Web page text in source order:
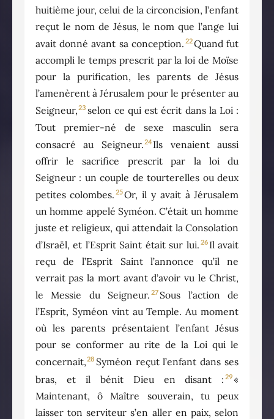
huitième jour, celui de la circoncision, l’enfant
reçut le nom de Jésus, le nom que l’ange lui
avait donné avant sa conception. 22Quand fut
accompli le temps prescrit par la loi de Moïse
pour la purification, les parents de Jésus
l’amenèrent à Jérusalem pour le présenter au
Seigneur,23 selon ce qui est écrit dans la Loi :
Tout premier-né de sexe masculin sera
consacré au Seigneur.24 Ils venaient aussi
offrir le sacrifice prescrit par la loi du
Seigneur : un couple de tourterelles ou deux
petites colombes. 25Or, il y avait à Jérusalem
un homme appelé Syméon. C’était un homme
juste et religieux, qui attendait la Consolation
d’Israël, et l’Esprit Saint était sur lui. 26 Il avait
reçu de l’Esprit Saint l’annonce qu’il ne
verrait pas la mort avant d’avoir vu le Christ,
le Messie du Seigneur. 27 Sous l’action de
l’Esprit, Syméon vint au Temple. Au moment
où les parents présentaient l’enfant Jésus
pour se conformer au rite de la Loi qui le
concernait,28 Syméon reçut l’enfant dans ses
bras, et il bénit Dieu en disant : 29«
Maintenant, ô Maître souverain, tu peux
laisser ton serviteur s’en aller en paix, selon